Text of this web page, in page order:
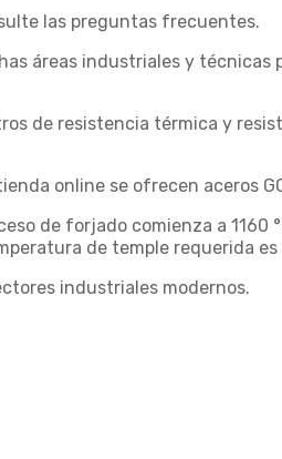
las preguntas frecuentes.
áreas industriales y
de resistencia térmica y
online se ofrecen aceros
de forjado comienza a 1160
de temple requerida es
industriales modernos.